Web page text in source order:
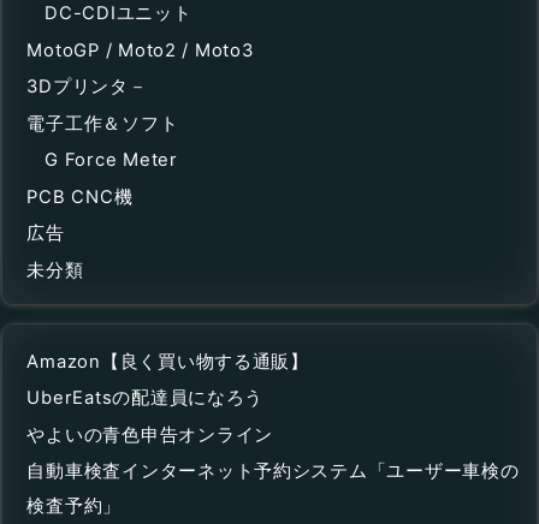
DC-CDIユニット
MotoGP / Moto2 / Moto3
3Dプリンタ－
電子工作＆ソフト
G Force Meter
PCB CNC機
広告
未分類
Amazon【良く買い物する通販】
UberEatsの配達員になろう
やよいの青色申告オンライン
自動車検査インターネット予約システム「ユーザー車検の
検査予約」